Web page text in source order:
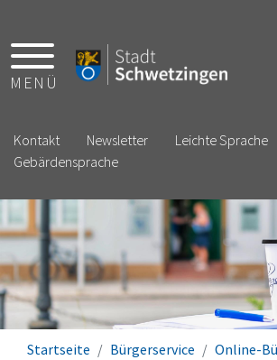
MENÜ
Kontakt Newsletter
Leichte Sprache
Gebärdensprache
Startseite Bürgerservice
Online-